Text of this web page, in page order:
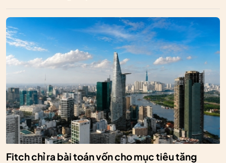
Fitch chỉ ra bài toán vốn cho mục tiêu tăng